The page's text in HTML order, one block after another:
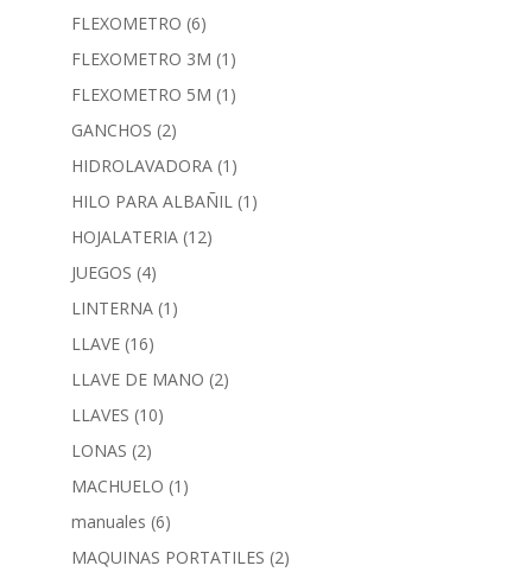
FLEXOMETRO (6)
FLEXOMETRO 3M (1)
FLEXOMETRO 5M (1)
GANCHOS (2)
HIDROLAVADORA (1)
HILO PARA ALBAÑIL (1)
HOJALATERIA (12)
JUEGOS (4)
LINTERNA (1)
LLAVE (16)
LLAVE DE MANO (2)
LLAVES (10)
LONAS (2)
MACHUELO (1)
manuales (6)
MAQUINAS PORTATILES (2)